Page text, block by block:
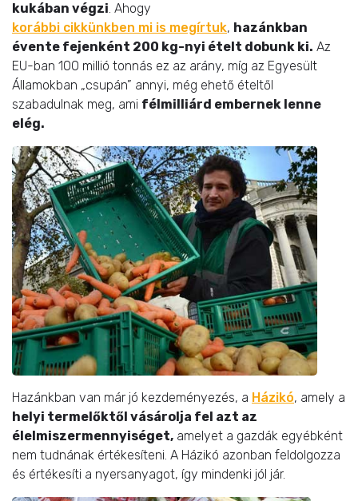
kukában végzi. Ahogy
korábbi cikkünkben mi is megírtuk, hazánkban
évente fejenként 200 kg-nyi ételt dobunk ki. Az
EU-ban 100 millió tonnás ez az arány, míg az Egyesült
Államokban „csupán” annyi, még ehető ételtől
szabadulnak meg, ami félmilliárd embernek lenne
elég.
Hazánkban van már jó kezdeményezés, a Házikó, amely a
helyi termelőktől vásárolja fel azt az
élelmiszermennyiséget, amelyet a gazdák egyébként
nem tudnának értékesíteni. A Házikó azonban feldolgozza
és értékesíti a nyersanyagot, így mindenki jól jár.